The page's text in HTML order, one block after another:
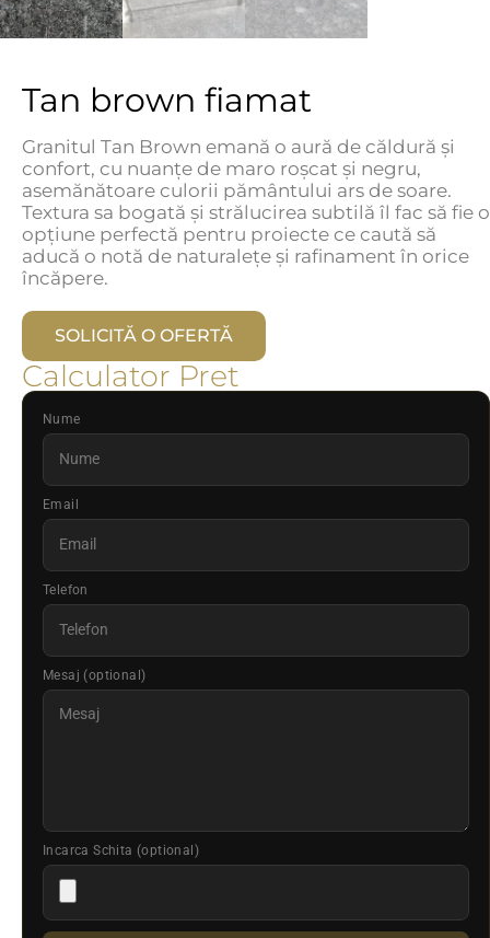
Tan brown fiamat
Granitul Tan Brown emană o aură de căldură și
confort, cu nuanțe de maro roșcat și negru,
asemănătoare culorii pământului ars de soare.
Textura sa bogată și strălucirea subtilă îl fac să fie o
opțiune perfectă pentru proiecte ce caută să
aducă o notă de naturalețe și rafinament în orice
încăpere.
SOLICITĂ O OFERTĂ
Calculator Pret
Nume
Email
Telefon
Mesaj (optional)
Incarca Schita (optional)